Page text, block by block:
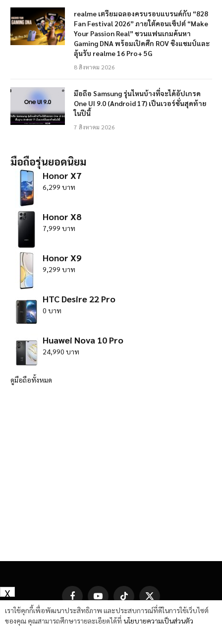
realme เตรียมฉลองครบรอบแบรนด์กับ “828
Fan Festival 2026” ภายใต้คอนเซ็ปต์ “Make
Your Passion Real” ชวนแฟนเกมค้นหา
Gaming DNA พร้อมเปิดศึก ROV ชิงแชมป์และ
ลุ้นรับ realme 16 Pro+ 5G
8 สิงหาคม 2026
มือถือ Samsung รุ่นไหนบ้างที่จะได้อัปเกรด
One UI 9.0 (Android 17) เป็นเวอร์ชั่นสุดท้าย
ในปีนี้
7 สิงหาคม 2026
มือถือรุ่นยอดนิยม
Honor X7
6,299 บาท
Honor X8
7,999 บาท
Honor X9
9,299 บาท
HTC Desire 22 Pro
0 บาท
Huawei Nova 10 Pro
24,990 บาท
ดูมือถือทั้งหมด
FacebookYouTube TikTok
X
(Twitter)
เราใช้คุกกี้เพื่อพัฒนาประสิทธิภาพ และประสบการณ์ที่ดีในการใช้เว็บไซต์
ของคุณ คุณสามารถศึกษารายละเอียดได้ที่ นโยบายความเป็นส่วนตัว
X